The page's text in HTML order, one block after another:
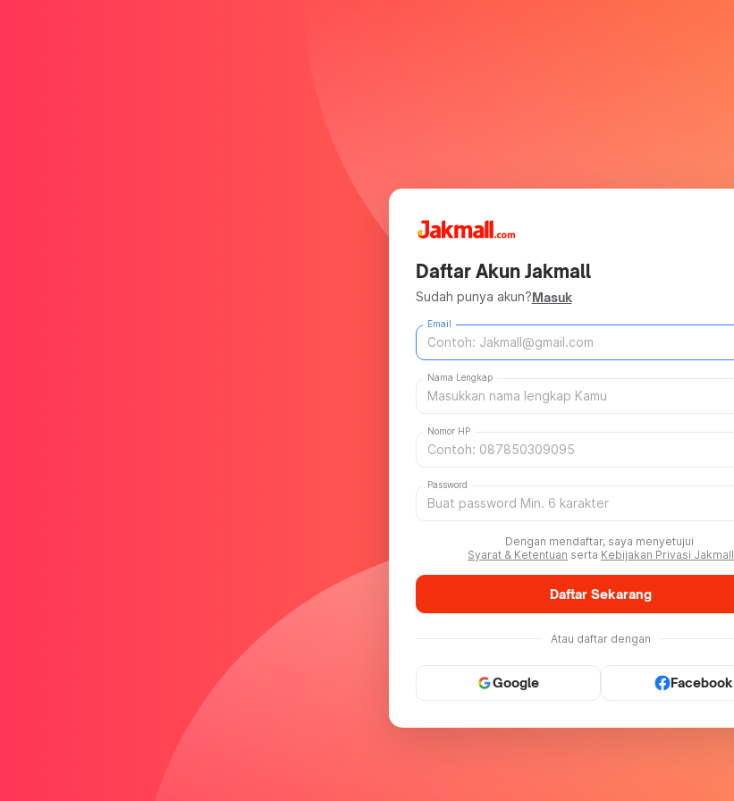
Daftar Akun Jakmall
Sudah punya akun?Masuk
Email
Nama Lengkap
Nomor HP
Password
Dengan mendaftar, saya menyetujui
Syarat & Ketentuan serta Kebijakan Privasi Jakmall
Daftar Sekarang
Atau daftar dengan
Google Facebook